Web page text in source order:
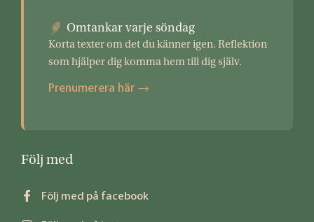
Omtankar varje söndag
Korta texter om det du känner igen. Reflektion
som hjälper dig komma hem till dig själv.
Prenumerera här →
Följ med
Följ med på facebook